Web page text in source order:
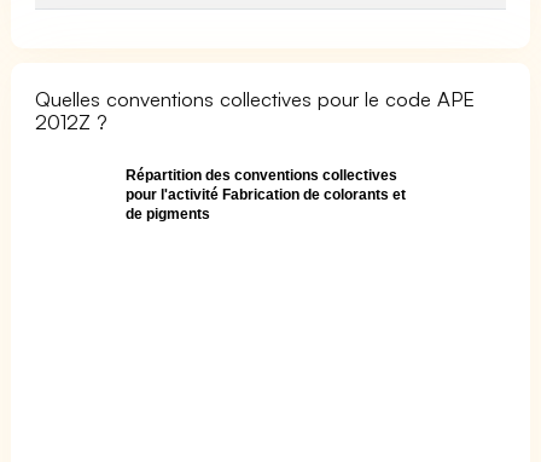
Quelles conventions collectives pour le code APE
2012Z ?
Répartition des conventions collectives
pour l'activité Fabrication de colorants et
de pigments